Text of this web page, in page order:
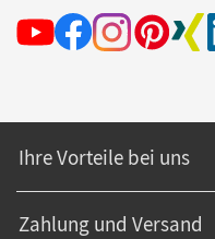
Ihre Vorteile bei uns
Zahlung und Versand